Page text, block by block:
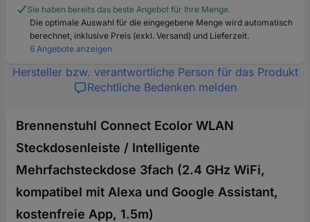
Sie haben bereits das beste Angebot für Ihre Menge.
Die optimale Auswahl für die eingegebene Menge wird automatisch
berechnet, inklusive Preis (exkl. Versand) und Lieferzeit.
6 Angebote anzeigen
Hersteller bzw. verantwortliche Person für das Produkt
Rechtliche Bedenken melden
Brennenstuhl Connect Ecolor WLAN
Steckdosenleiste / Intelligente
Mehrfachsteckdose 3fach (2.4 GHz WiFi,
kompatibel mit Alexa und Google Assistant,
kostenfreie App, 1.5m)